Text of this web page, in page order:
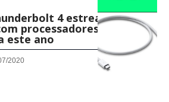
4 estreará em
processadores Intel
este ano
2020